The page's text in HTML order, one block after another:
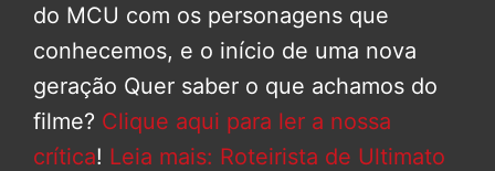
do MCU com os personagens que
conhecemos, e o início de uma nova
geração Quer saber o que achamos do
filme? Clique aqui para ler a nossa
crítica! Leia mais: Roteirista de Ultimato